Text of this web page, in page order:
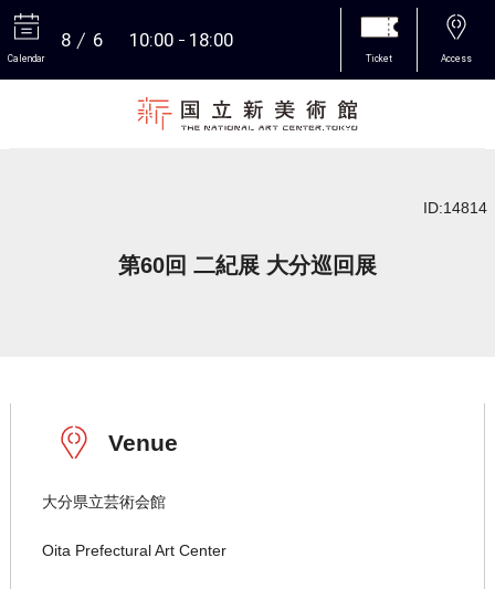
Calendar
8 6 10:00 18:00
Ticket Access
ID:14814
第60回 二紀展 大分巡回展
Venue
大分県立芸術会館
Oita Prefectural Art Center